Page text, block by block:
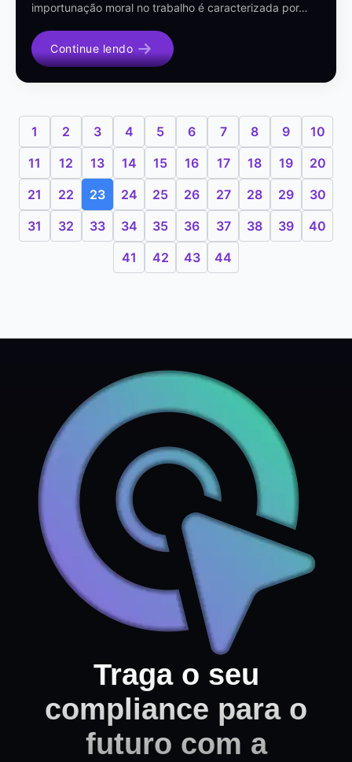
importunação moral no trabalho é caracterizada por…
Continue lendo
1 2 3 4 5 6 7 8 9
10
11
12 13 14 15 16 17 18 19
20
21
22 23 24 25 26 27 28 29
30
31
32 33 34 35 36 37 38 39
40
41
42 43 44
Traga o seu
compliance para o
futuro com a